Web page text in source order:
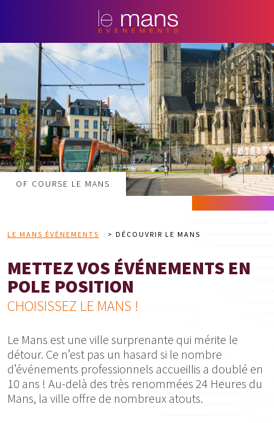
OF COURSE LE MANS
LE MANS ÉVÉNEMENTS > DÉCOUVRIR LE MANS
METTEZ VOS ÉVÉNEMENTS EN
POLE POSITION
CHOISISSEZ LE MANS !
Le Mans est une ville surprenante qui mérite le
détour. Ce n’est pas un hasard si le nombre
d’événements professionnels accueillis a doublé en
10 ans ! Au-delà des très renommées 24 Heures du
Mans, la ville offre de nombreux atouts.